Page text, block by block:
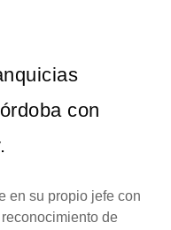
con
en su propio jefe con
de